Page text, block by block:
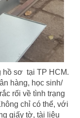
hồ sơ tại TP HCM.
hàng, học sinh/
rối về tình trạng
chỉ có thể, với
giấy tờ, tài liệu